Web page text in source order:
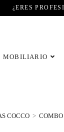
¿ERES
MOBILIARIO
COCCO > COMBO